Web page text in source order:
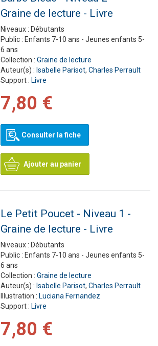
Graine de lecture - Livre
Niveaux : Débutants
Public : Enfants 7-10 ans - Jeunes enfants 5-
6 ans
Collection : Graine de lecture
Auteur(s) : Isabelle Parisot, Charles Perrault
Support : Livre
7,80 €
Consulter la fiche
Ajouter au panier
Le Petit Poucet - Niveau 1 -
Graine de lecture - Livre
Niveaux : Débutants
Public : Enfants 7-10 ans - Jeunes enfants 5-
6 ans
Collection : Graine de lecture
Auteur(s) : Isabelle Parisot, Charles Perrault
Illustration : Luciana Fernandez
Support : Livre
7,80 €